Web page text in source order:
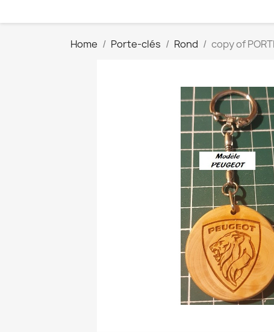
Home Porte-clés Rond copy of